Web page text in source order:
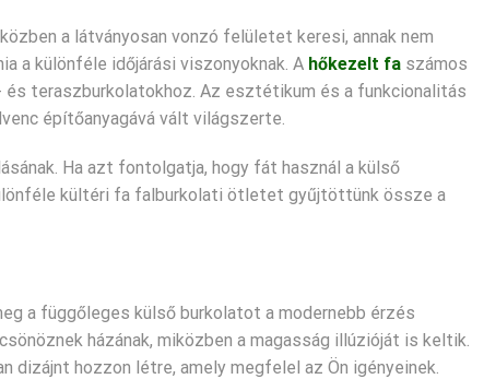
a látványosan vonzó felületet keresi, annak nem
a különféle időjárási viszonyoknak. A hőkezelt fa számos
teraszburkolatokhoz. Az esztétikum és a funkcionalitás
építőanyagává vált világszerte.
Ha azt fontolgatja, hogy fát használ a külső
kültéri fa falburkolati ötletet gyűjtöttünk össze a
a függőleges külső burkolatot a modernebb érzés
házának, miközben a magasság illúzióját is keltik.
dizájnt hozzon létre, amely megfelel az Ön igényeinek.